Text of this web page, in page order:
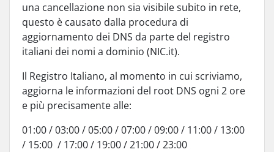
una cancellazione non sia visibile subito in rete,
questo è causato dalla procedura di
aggiornamento dei DNS da parte del registro
italiani dei nomi a dominio (NIC.it).
Il Registro Italiano, al momento in cui scriviamo,
aggiorna le informazioni del root DNS ogni 2 ore
e più precisamente alle:
01:00 / 03:00 / 05:00 / 07:00 / 09:00 / 11:00 / 13:00
/ 15:00 / 17:00 / 19:00 / 21:00 / 23:00